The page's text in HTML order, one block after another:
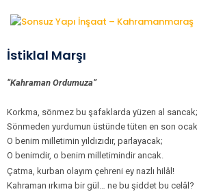
İstiklal Marşı
“Kahraman Ordumuza”
Korkma, sönmez bu şafaklarda yüzen al sancak;
Sönmeden yurdumun üstünde tüten en son
O benim milletimin yıldızıdır, parlayacak;
O benimdir, o benim milletimindir ancak.
Çatma, kurban olayım çehreni ey nazlı hilâl!
Kahraman ırkıma bir gül… ne bu şiddet bu celâl?